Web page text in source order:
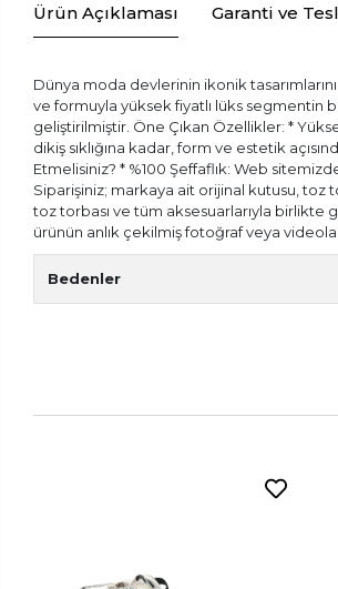
Ürün Açıklaması Garanti ve
Dünya moda devlerinin ikonik
ve formuyla yüksek fiyatlı lüks segmentin
geliştirilmiştir. Öne Çıkan Özellikler: *
dikiş sıklığına kadar, form ve estetik
Etmelisiniz? * %100 Şeffaflık: Web
Siparişiniz; markaya ait orijinal kutusu, toz
toz torbası ve tüm aksesuarlarıyla birlikte
ürünün anlık çekilmiş fotoğraf veya
Bedenler